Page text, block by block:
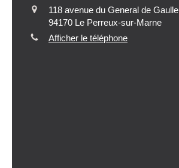
118 avenue du General de Gaulle
94170 Le Perreux-sur-Marne
Afficher le téléphone